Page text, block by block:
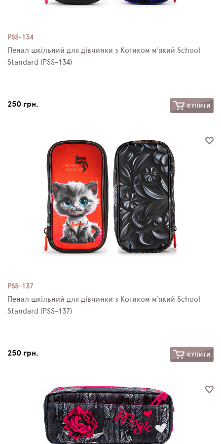
PSS-134
Пенал шкільний для дівчинки з Котиком м'який School
Standard (PSS-134)
250 грн. КУПИТИ
PSS-137
Пенал шкільний для дівчинки з Котиком м'який School
Standard (PSS-137)
250 грн. КУПИТИ